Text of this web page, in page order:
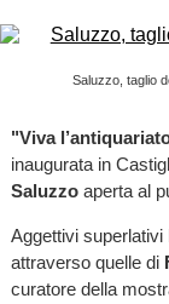
Saluzzo, taglio
"Viva
inaugurata in
Saluzzoaperta al
Aggettivi superlativi
attraverso quelle di
curatore della